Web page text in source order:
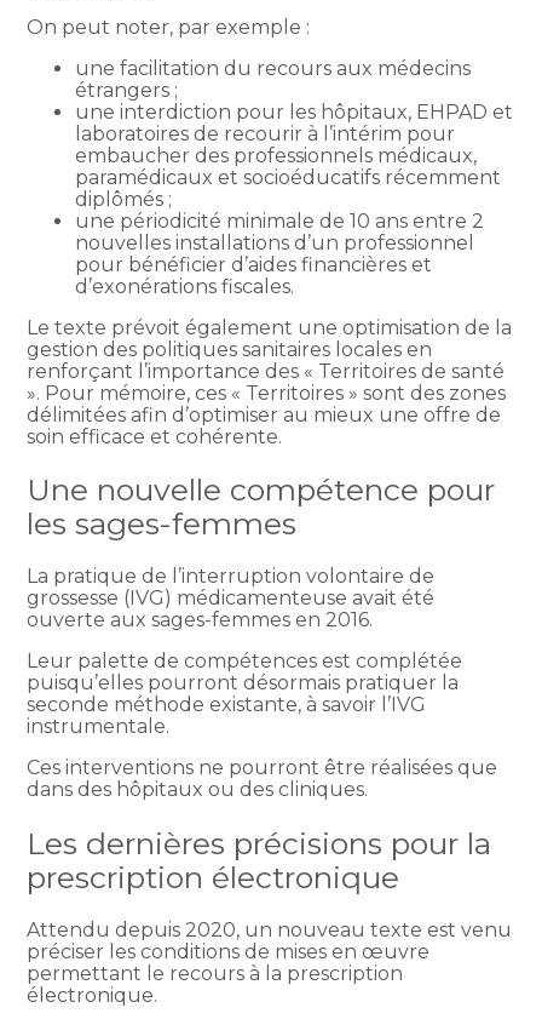
On peut noter, par exemple :
une facilitation du recours aux médecins
étrangers ;
une interdiction pour les hôpitaux, EHPAD et
laboratoires de recourir à l’intérim pour
embaucher des professionnels médicaux,
paramédicaux et socioéducatifs récemment
diplômés ;
une périodicité minimale de 10 ans entre 2
nouvelles installations d’un professionnel
pour bénéficier d’aides financières et
d’exonérations fiscales.
Le texte prévoit également une optimisation de la
gestion des politiques sanitaires locales en
renforçant l’importance des « Territoires de santé
». Pour mémoire, ces « Territoires » sont des zones
délimitées afin d’optimiser au mieux une offre de
soin efficace et cohérente.
Une nouvelle compétence pour
les sages-femmes
La pratique de l’interruption volontaire de
grossesse (IVG) médicamenteuse avait été
ouverte aux sages-femmes en 2016.
Leur palette de compétences est complétée
puisqu’elles pourront désormais pratiquer la
seconde méthode existante, à savoir l’IVG
instrumentale.
Ces interventions ne pourront être réalisées que
dans des hôpitaux ou des cliniques.
Les dernières précisions pour la
prescription électronique
Attendu depuis 2020, un nouveau texte est venu
préciser les conditions de mises en œuvre
permettant le recours à la prescription
électronique.